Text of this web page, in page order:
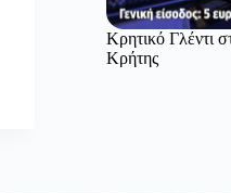
Κρητικό Γλέντι
Κρήτης